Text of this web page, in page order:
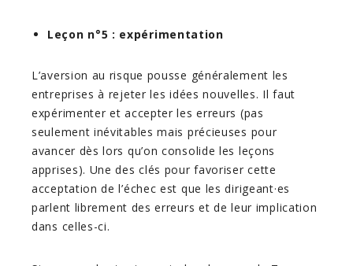
Leçon n°5 : expérimentation
L’aversion au risque pousse généralement les
entreprises à rejeter les idées nouvelles. Il faut
expérimenter et accepter les erreurs (pas
seulement inévitables mais précieuses pour
avancer dès lors qu’on consolide les leçons
apprises). Une des clés pour favoriser cette
acceptation de l’échec est que les dirigeant·es
parlent librement des erreurs et de leur implication
dans celles-ci.